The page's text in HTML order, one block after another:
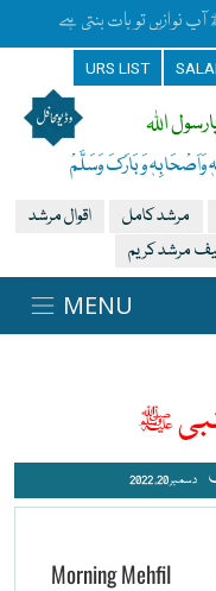
نوازیں تو بات بنتی ہے
URS LIST
اللہ
وَاَصْحَابِہٖ وَبَارَکَ وَسَلَّمْ
اقوال مرشد مرشد کامل
مرشد کریم
ﷺ
دسمبر 20, 2022
Morning Mehfil